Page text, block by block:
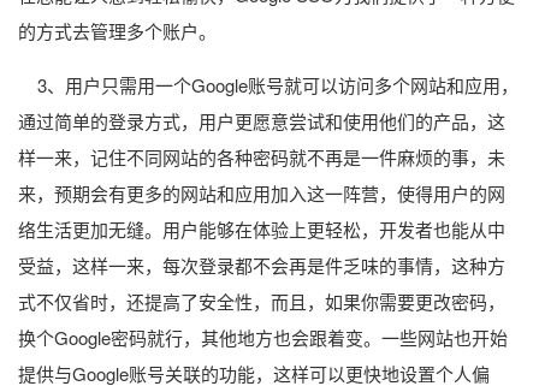
的方式去管理多个账户。
3、用户只需用一个Google账号就可以访问多个网站和应用，
通过简单的登录方式，用户更愿意尝试和使用他们的产品，这
样一来，记住不同网站的各种密码就不再是一件麻烦的事，未
来，预期会有更多的网站和应用加入这一阵营，使得用户的网
络生活更加无缝。用户能够在体验上更轻松，开发者也能从中
受益，这样一来，每次登录都不会再是件乏味的事情，这种方
式不仅省时，还提高了安全性，而且，如果你需要更改密码，
换个Google密码就行，其他地方也会跟着变。一些网站也开始
提供与Google账号关联的功能，这样可以更快地设置个人偏